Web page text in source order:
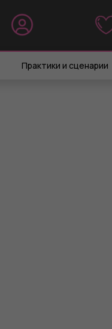
Практики и сценарии